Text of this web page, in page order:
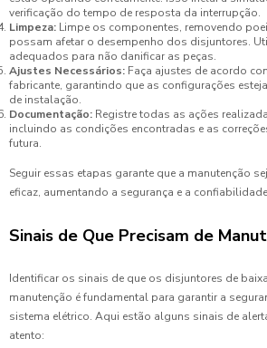
verificação do tempo de resposta da interrupção.
Limpeza: Limpe os componentes, removendo
possam afetar o desempenho dos disjuntores.
adequados para não danificar as peças.
Ajustes Necessários: Faça ajustes de acordo
fabricante, garantindo que as configurações
de instalação.
Documentação: Registre todas as ações
incluindo as condições encontradas e as
futura.
Seguir essas etapas garante que a manutenção
eficaz, aumentando a segurança e a
Sinais de Que Precisam de
Identificar os sinais de que os disjuntores de
manutenção é fundamental para garantir a
sistema elétrico. Aqui estão alguns sinais de
atento: